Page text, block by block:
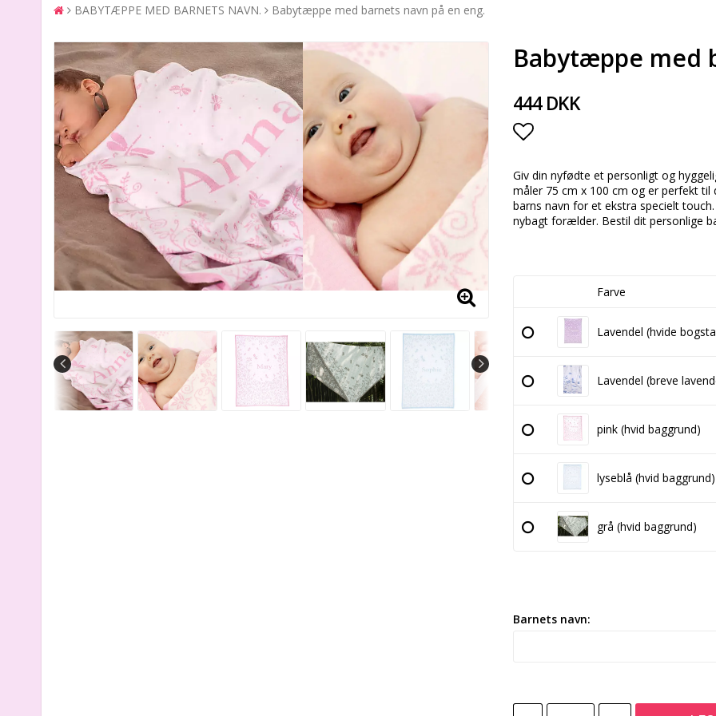
BABYTÆPPE MED BARNETS NAVN. Babytæppe med barnets navn på en eng.
Babytæppe med
444 DKK
Add to list of favorites
Giv din nyfødte et personligt og
måler 75 cm x 100 cm og er perfekt til
barns navn for et ekstra specielt
nybagt forælder. Bestil dit personlige
Farve
Lavendel (hvide
Lavendel (breve
pink (hvid baggrund)
lyseblå (hvid baggrund)
grå (hvid baggrund)
Barnets navn: